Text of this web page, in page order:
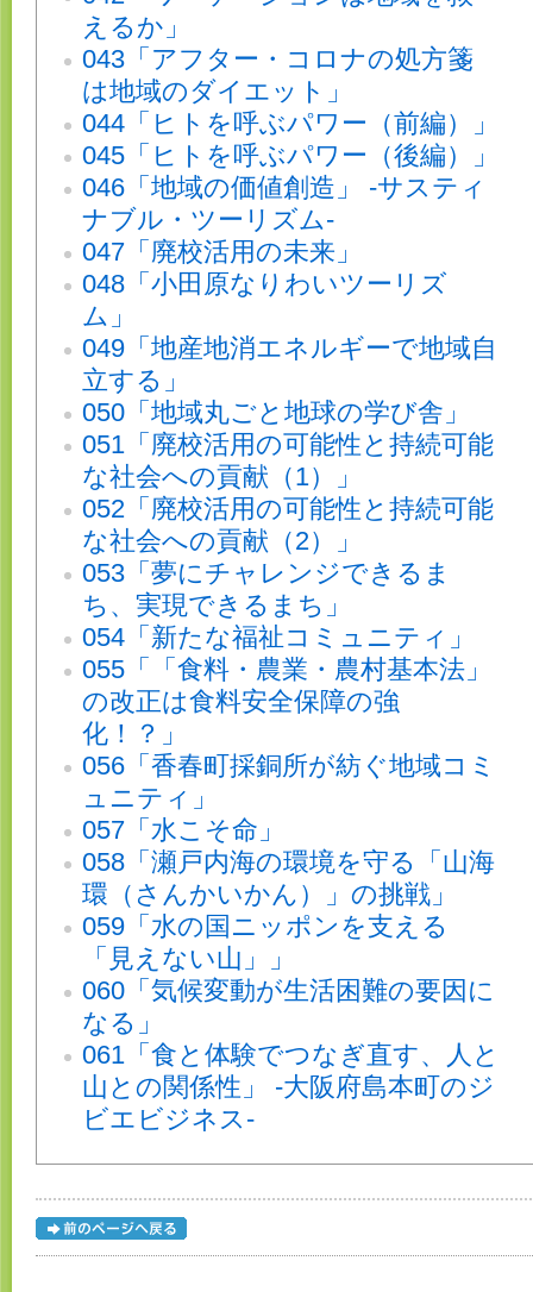
えるか」
043「アフター・コロナの処方箋
は地域のダイエット」
044「ヒトを呼ぶパワー（前編）」
045「ヒトを呼ぶパワー（後編）」
046「地域の価値創造」 -サスティ
ナブル・ツーリズム-
047「廃校活用の未来」
048「小田原なりわいツーリズ
ム」
049「地産地消エネルギーで地域自
立する」
050「地域丸ごと地球の学び舎」
051「廃校活用の可能性と持続可能
な社会への貢献（1）」
052「廃校活用の可能性と持続可能
な社会への貢献（2）」
053「夢にチャレンジできるま
ち、実現できるまち」
054「新たな福祉コミュニティ」
055「「食料・農業・農村基本法」
の改正は食料安全保障の強
化！？」
056「香春町採銅所が紡ぐ地域コミ
ュニティ」
057「水こそ命」
058「瀬戸内海の環境を守る「山海
環（さんかいかん）」の挑戦」
059「水の国ニッポンを支える
「見えない山」」
060「気候変動が生活困難の要因に
なる」
061「食と体験でつなぎ直す、人と
山との関係性」 -大阪府島本町のジ
ビエビジネス-